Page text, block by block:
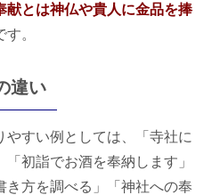
献とは神仏や貴人に金品を捧
す。
違い
すい例としては、「寺社に
初詣でお酒を奉納します」
き方を調べる」「神社への奉